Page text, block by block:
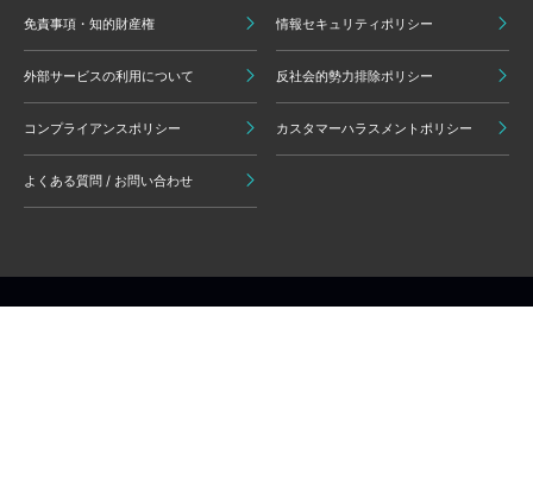
免責事項・知的財産権 情報セキュリティポリシー
外部サービスの利用について 反社会的勢力排除ポリシー
コンプライアンスポリシー カスタマーハラスメントポリシー
よくある質問 / お問い合わせ